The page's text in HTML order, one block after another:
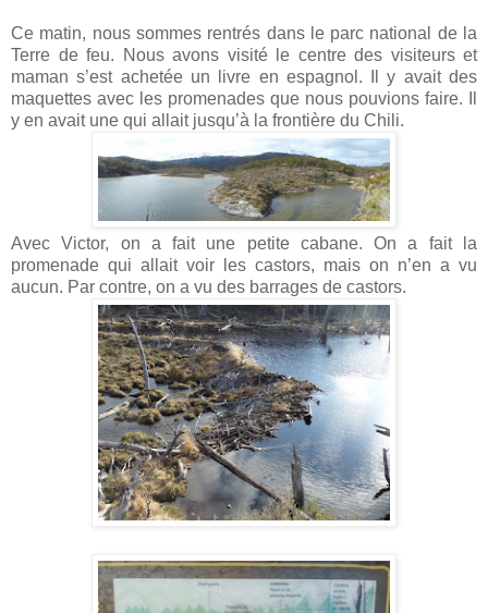
Ce matin, nous sommes rentrés dans le parc national de la
Terre de feu. Nous avons visité le centre des visiteurs et
maman s’est achetée un livre en espagnol. Il y avait des
maquettes avec les promenades que nous pouvions faire. Il
y en avait une qui allait jusqu’à la frontière du Chili.
Avec Victor, on a fait une petite cabane. On a fait la
promenade qui allait voir les castors, mais on n’en a vu
aucun. Par contre, on a vu des barrages de castors.